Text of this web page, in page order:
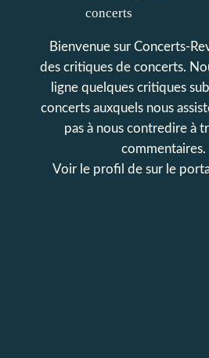
Bienvenue sur Concerts-
des critiques de concerts.
ligne quelques critiques
concerts auxquels nous
pas à nous contredire à
commentaires.
Voir le profil de sur le